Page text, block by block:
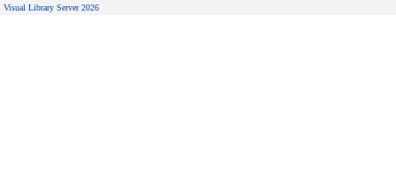
Visual Library Server 2026